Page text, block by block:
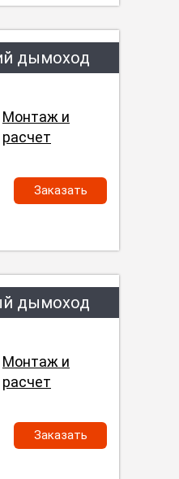
дымоход
Монтаж и
расчет
Заказать
дымоход
Монтаж и
расчет
Заказать